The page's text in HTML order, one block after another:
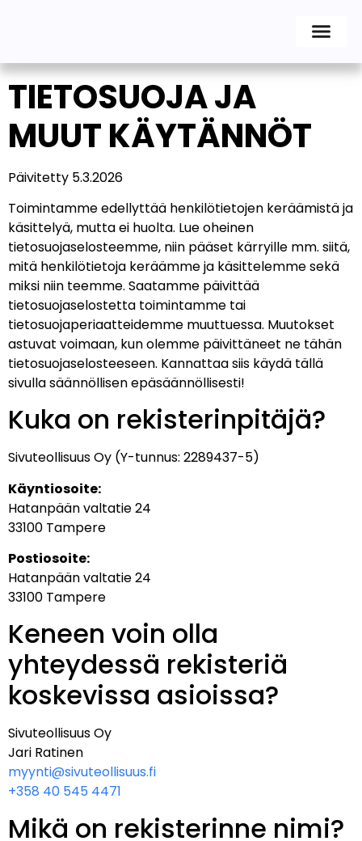
TIETOSUOJA JA
MUUT KÄYTÄNNÖT
Päivitetty 5.3.2026
Toimintamme edellyttää henkilötietojen keräämistä ja
käsittelyä, mutta ei huolta. Lue oheinen
tietosuojaselosteemme, niin pääset kärryille mm. siitä,
mitä henkilötietoja keräämme ja käsittelemme sekä
miksi niin teemme. Saatamme päivittää
tietosuojaselostetta toimintamme tai
tietosuojaperiaatteidemme muuttuessa. Muutokset
astuvat voimaan, kun olemme päivittäneet ne tähän
tietosuojaselosteeseen. Kannattaa siis käydä tällä
sivulla säännöllisen epäsäännöllisesti!
Kuka on rekisterinpitäjä?
Sivuteollisuus Oy (Y-tunnus: 2289437-5)
Käyntiosoite:
Hatanpään valtatie 24
33100 Tampere
Postiosoite:
Hatanpään valtatie 24
33100 Tampere
Keneen voin olla
yhteydessä rekisteriä
koskevissa asioissa?
Sivuteollisuus Oy
Jari Ratinen
myynti@sivuteollisuus.fi
+358 40 545 4471
Mikä on rekisterinne nimi?